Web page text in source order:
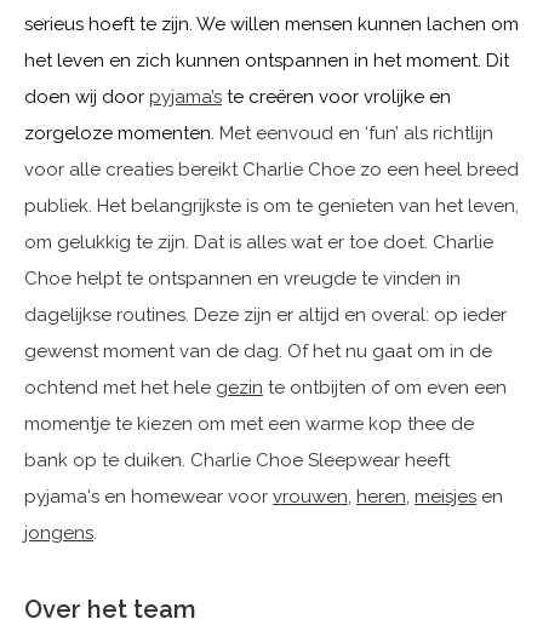
serieus hoeft te zijn. We willen mensen kunnen lachen om
het leven en zich kunnen ontspannen in het moment. Dit
doen wij door pyjama’s te creëren voor vrolijke en
zorgeloze momenten. Met eenvoud en ‘fun’ als richtlijn
voor alle creaties bereikt Charlie Choe zo een heel breed
publiek. Het belangrijkste is om te genieten van het leven,
om gelukkig te zijn. Dat is alles wat er toe doet. Charlie
Choe helpt te ontspannen en vreugde te vinden in
dagelijkse routines. Deze zijn er altijd en overal: op ieder
gewenst moment van de dag. Of het nu gaat om in de
ochtend met het hele gezin te ontbijten of om even een
momentje te kiezen om met een warme kop thee de
bank op te duiken. Charlie Choe Sleepwear heeft
pyjama's en homewear voor vrouwen, heren, meisjes en
jongens.
Over het team